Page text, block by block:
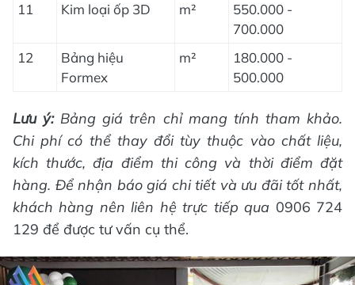
11
Kim loại ốp 3D m²
550.000 -
700.000
12
Bảng hiệu
Formex
m²
180.000 -
500.000
Lưu ý: Bảng giá trên chỉ mang tính tham khảo.
Chi phí có thể thay đổi tùy thuộc vào chất liệu,
kích thước, địa điểm thi công và thời điểm đặt
hàng. Để nhận báo giá chi tiết và ưu đãi tốt nhất,
khách hàng nên liên hệ trực tiếp qua 0906 724
129 để được tư vấn cụ thể.